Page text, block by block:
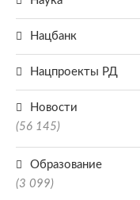
Нацбанк
Нацпроекты РД
Новости
(56 145)
Образование
(3 099)